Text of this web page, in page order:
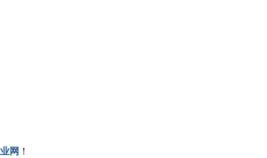
网 ！